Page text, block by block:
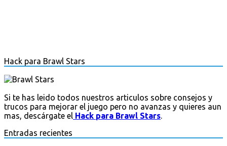
Hack para Brawl Stars
Si te has leido todos nuestros articulos sobre consejos y
trucos para mejorar el juego pero no avanzas y quieres aun
mas, descárgate el Hack para Brawl Stars.
Entradas recientes